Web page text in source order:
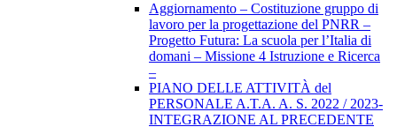
Aggiornamento – Costituzione gruppo di
lavoro per la progettazione del PNRR –
Progetto Futura: La scuola per l’Italia di
domani – Missione 4 Istruzione e Ricerca
–
PIANO DELLE ATTIVITÀ del
PERSONALE A.T.A. A. S. 2022 / 2023-
INTEGRAZIONE AL PRECEDENTE